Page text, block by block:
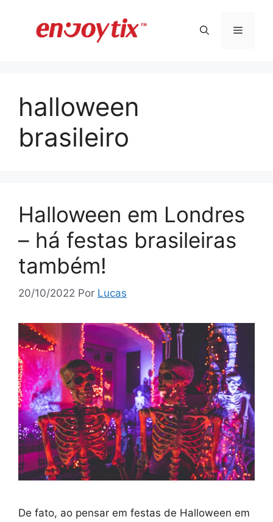
Menu
halloween
brasileiro
Halloween em Londres
– há festas brasileiras
também!
20/10/2022 Por Lucas
De fato, ao pensar em festas de Halloween em